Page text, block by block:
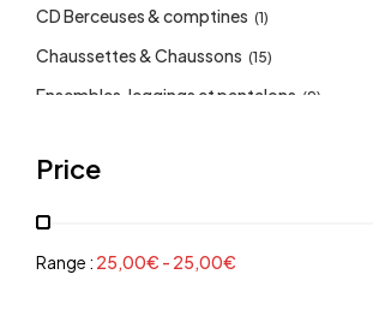
CD Berceuses & comptines (1)
Chaussettes & Chaussons (15)
Ensembles, leggings et pantalons (9)
Mode Fille
Mode Garçon
Sweat, pulls, gilets (6)
Price
Range : 25,00€ - 25,00€